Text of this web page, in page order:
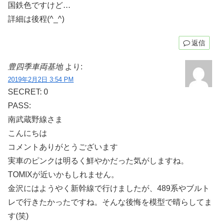
国鉄色ですけど…
詳細は後程(^_^)
返信
豊四季車両基地 より:
2019年2月2日 3:54 PM
SECRET: 0
PASS:
南武蔵野線さま
こんにちは
コメントありがとうございます
実車のピンクは明るく鮮やかだった気がしますね。
TOMIXが近いかもしれません。
金沢にはようやく新幹線で行けましたが、489系やブルト
レで行きたかったですね。そんな後悔を模型で晴らしてま
す(笑)